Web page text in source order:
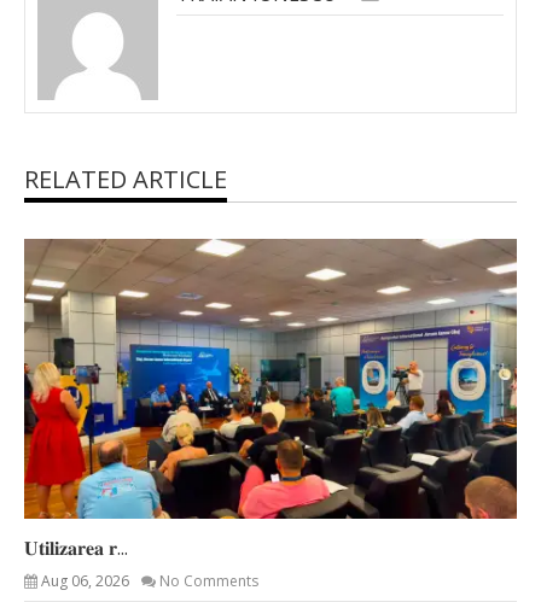
RELATED ARTICLE
𝐔𝐭𝐢𝐥𝐢𝐳𝐚𝐫𝐞𝐚 𝐫...
Aug 06, 2026 No Comments